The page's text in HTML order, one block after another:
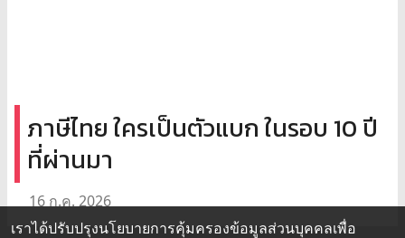
ภาษีไทย ใครเป็นตัวแบก ในรอบ 10 ปี
ที่ผ่านมา
16 ก.ค. 2026
เราได้ปรับปรุงนโยบายการคุ้มครองข้อมูลส่วนบุคคลเพื่อ